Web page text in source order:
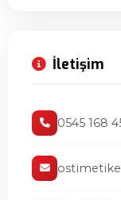
İletişim
0545 168